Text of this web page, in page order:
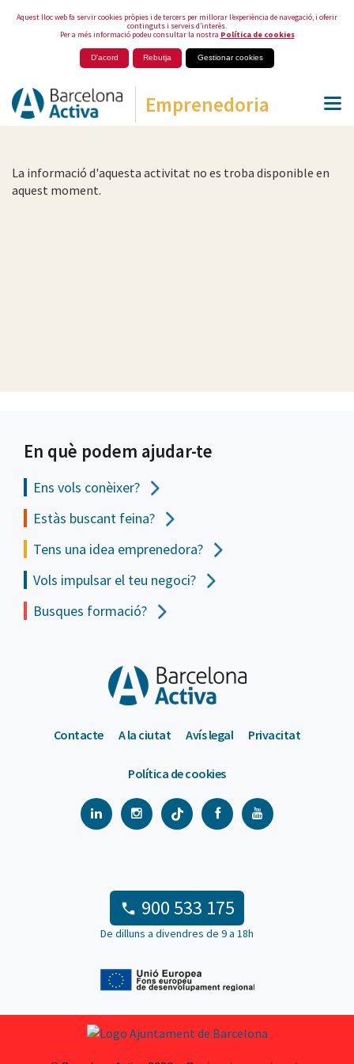
Aquest lloc web fa servir cookies pròpies i de tercers per millorar l’experiència de navegació, i oferir
continguts i serveis d’interès.
Per a més informació podeu consultar la nostra Política de cookies
D'acord Rebutja Gestionar cookies
Emprenedoria
La informació d'aquesta activitat no es troba disponible en
aquest moment.
En què podem ajudar-te
Ens vols conèixer?
Estàs buscant feina?
Tens una idea emprenedora?
Vols impulsar el teu negoci?
Busques formació?
Contacte A la ciutat Avís legal Privacitat
Política de cookies
900 533 175
De dilluns a divendres de 9 a 18h